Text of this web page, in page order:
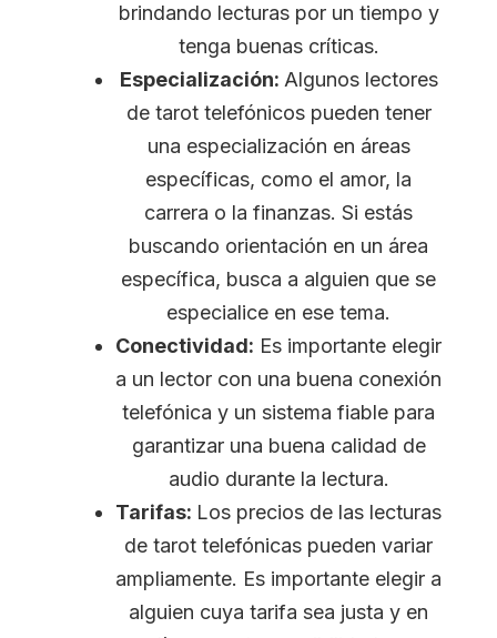
brindando lecturas por un tiempo y
tenga buenas críticas.
Especialización: Algunos lectores
de tarot telefónicos pueden tener
una especialización en áreas
específicas, como el amor, la
carrera o la finanzas. Si estás
buscando orientación en un área
específica, busca a alguien que se
especialice en ese tema.
Conectividad: Es importante elegir
a un lector con una buena conexión
telefónica y un sistema fiable para
garantizar una buena calidad de
audio durante la lectura.
Tarifas: Los precios de las lecturas
de tarot telefónicas pueden variar
ampliamente. Es importante elegir a
alguien cuya tarifa sea justa y en